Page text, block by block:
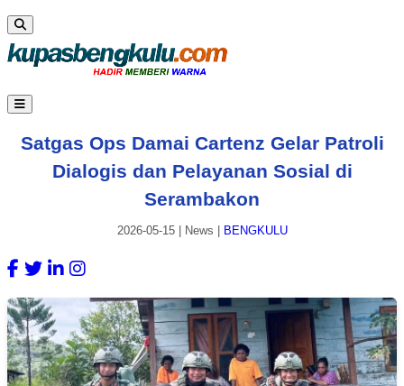
Satgas Ops Damai Cartenz Gelar Patroli
Dialogis dan Pelayanan Sosial di
Serambakon
2026-05-15| News BENGKULU